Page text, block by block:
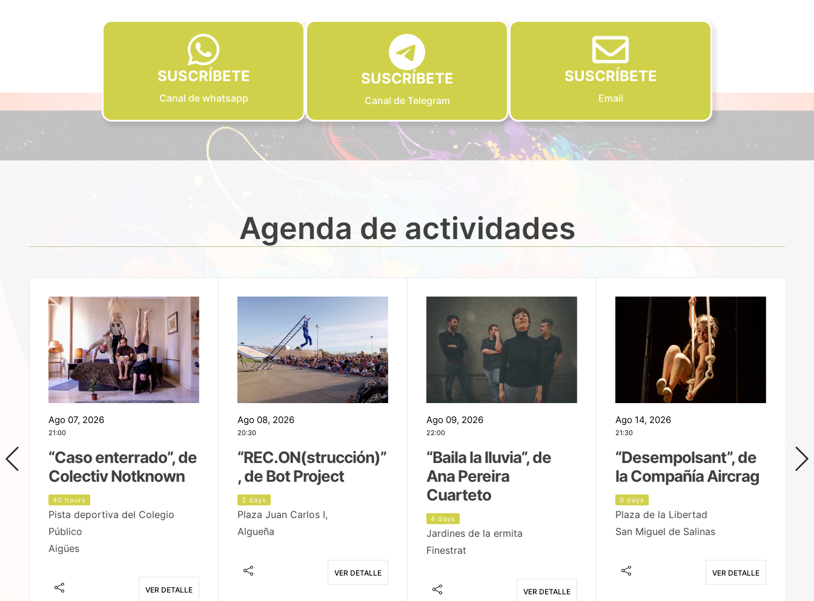
SUSCRÍBETE
Canal de whatsapp
SUSCRÍBETE
Canal de Telegram
SUSCRÍBETE
Email
Agenda de actividades
Ago 07, 2026
21:00
“Caso enterrado”, de
Colectiv Notknown
40 hours
Pista deportiva del Colegio
Público
Aigües
VER DETALLE
Ago 08, 2026
20:30
“REC.ON(strucción)”
, de Bot Project
3 days
Plaza Juan Carlos I,
Algueña
VER DETALLE
Ago 09, 2026
22:00
“Baila la lluvia”, de
Ana Pereira
Cuarteto
4 days
Jardines de la ermita
Finestrat
VER DETALLE
Ago 14, 2026
21:30
“Desempolsant”, de
la Compañía Aircrag
9 days
Plaza de la Libertad
San Miguel de Salinas
VER DETALLE